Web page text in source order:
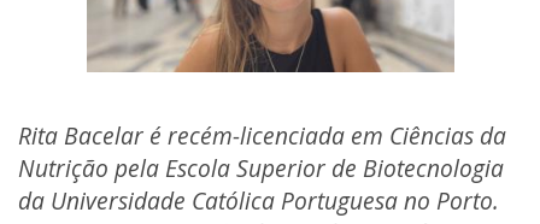
Rita Bacelar é recém-licenciada em Ciências da
Nutrição pela Escola Superior de Biotecnologia
da Universidade Católica Portuguesa no Porto.